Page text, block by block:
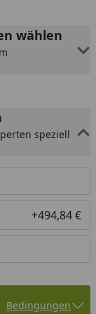
wählen
speziell
+494,84 €
Bedingungen